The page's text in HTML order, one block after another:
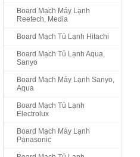
Board Mạch Máy Lạnh
Reetech, Media
Board Mạch Tủ Lạnh Hitachi
Board Mạch Tủ Lạnh Aqua,
Sanyo
Board Mạch Máy Lạnh Sanyo,
Aqua
Board Mạch Tủ Lạnh
Electrolux
Board Mạch Máy Lạnh
Panasonic